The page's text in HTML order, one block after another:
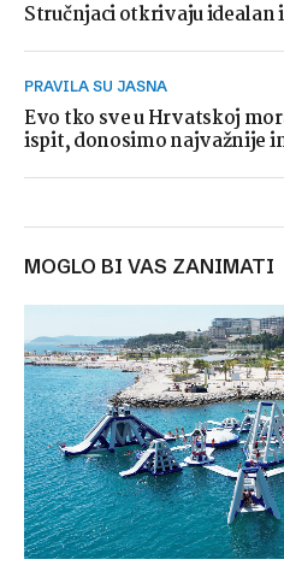
Stručnjaci otkrivaju idealan
PRAVILA SU JASNA
Evo tko sve u Hrvatskoj
ispit, donosimo najvažnije
MOGLO BI VAS ZANIMATI